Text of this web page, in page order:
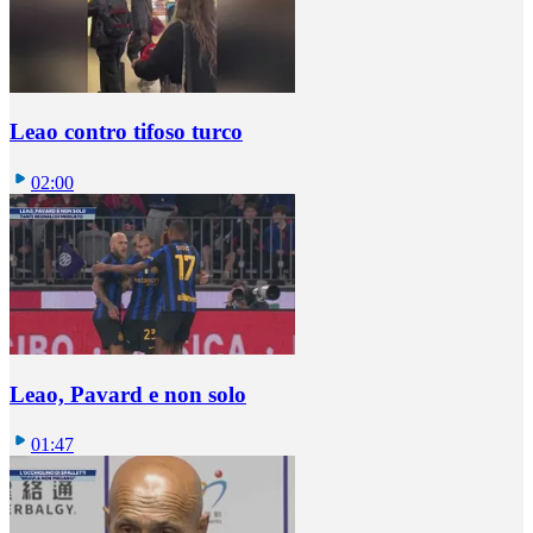
Leao contro tifoso turco
02:00
Leao, Pavard e non solo
01:47